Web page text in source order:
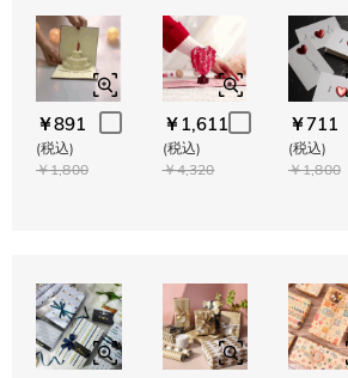
￥891
(税込)
￥1,800
￥1,611
(税込)
￥4,320
￥711
(税込)
￥1,800